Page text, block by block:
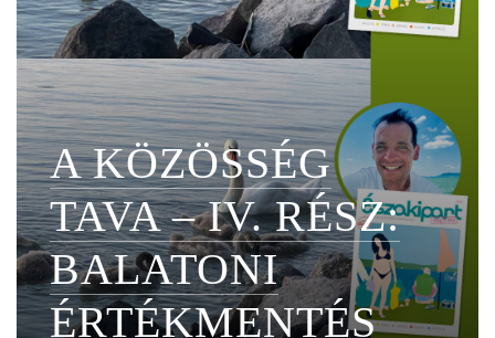
A KÖZÖSSÉG
TAVA – IV. RÉSZ:
BALATONI
ÉRTÉKMENTÉS